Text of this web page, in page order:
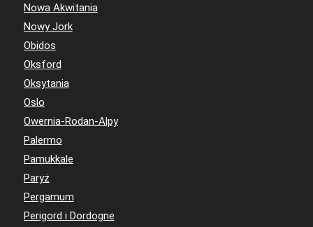
Nowa Akwitania
Nowy Jork
Obidos
Oksford
Oksytania
Oslo
Owernia-Rodan-Alpy
Palermo
Pamukkale
Paryż
Pergamum
Perigord i Dordogne